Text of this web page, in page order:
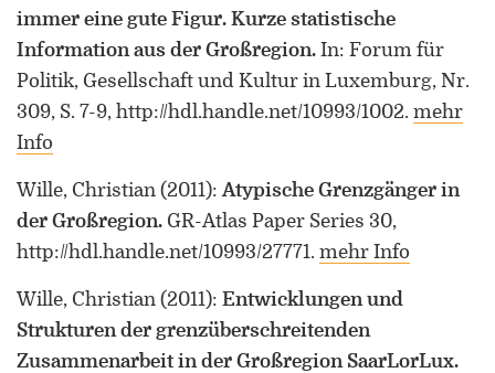
immer eine gute Figur. Kurze statistische
Information aus der Großregion. In: Forum für
Politik, Gesellschaft und Kultur in Luxemburg, Nr.
309, S. 7-9, http://hdl.handle.net/10993/1002. mehr
Info
Wille, Christian (2011): Atypische Grenzgänger in
der Großregion. GR-Atlas Paper Series 30,
http://hdl.handle.net/10993/27771. mehr Info
Wille, Christian (2011): Entwicklungen und
Strukturen der grenzüberschreitenden
Zusammenarbeit in der Großregion SaarLorLux.